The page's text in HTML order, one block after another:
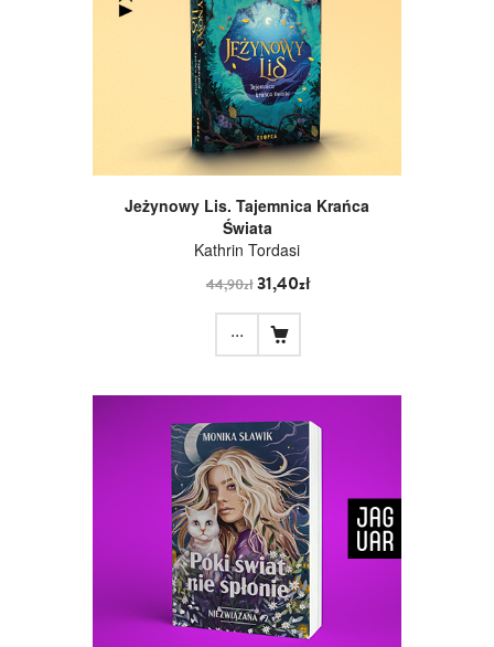
Jeżynowy Lis. Tajemnica Krańca
Świata
Kathrin Tordasi
44,90zł31,40zł
...